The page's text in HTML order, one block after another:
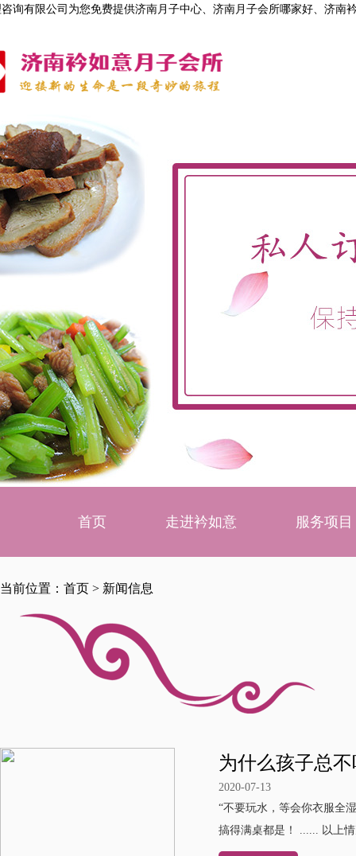
询有限公司为您免费提供济南月子中心、济南月子会所哪家好、济南
首页 走进衿如意 服务项目
当前位置： 首页 > 新闻信息
为什么孩子总
2020-07-13
“不要玩水，等会你衣服全
搞得满桌都是！ ...... 以上